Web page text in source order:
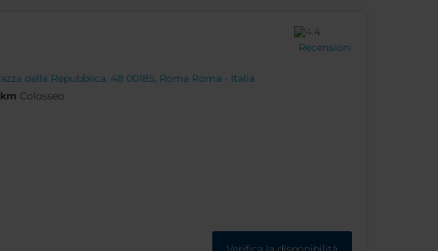
della Repubblica, 48 00185, Roma Roma - Italia
Colosseo
Recensioni